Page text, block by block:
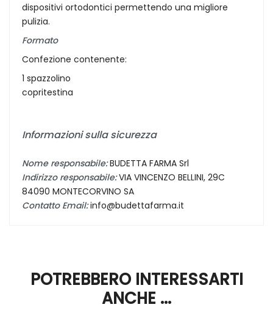
dispositivi ortodontici permettendo una migliore
pulizia.
Formato
Confezione contenente:
1 spazzolino
copritestina
Informazioni sulla sicurezza
Nome responsabile:BUDETTA FARMA Srl
Indirizzo responsabile:VIA VINCENZO BELLINI, 29C
84090 MONTECORVINO SA
Contatto Email:info@budettafarma.it
POTREBBERO INTERESSARTI
ANCHE ...